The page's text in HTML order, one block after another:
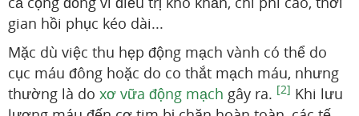
gian hồi phục kéo dài...
Mặc dù việc thu hẹp động mạch vành có thể do
cục máu đông hoặc do co thắt mạch máu, nhưng
thường là do xơ vữa động mạch gây ra. [2] Khi lưu